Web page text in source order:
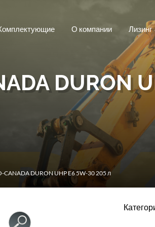
О компании Лизинг
DURON
CANADA DURON UHP E6 5W-30 205 л